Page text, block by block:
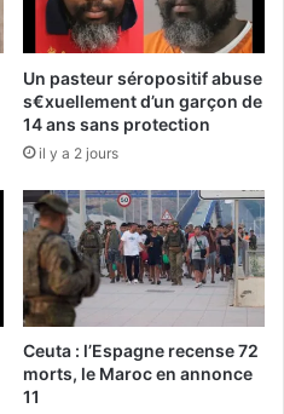
Un pasteur séropositif abuse
s€xuellement d’un garçon de
14 ans sans protection
il y a 2 jours
Ceuta : l’Espagne recense 72
morts, le Maroc en annonce
11